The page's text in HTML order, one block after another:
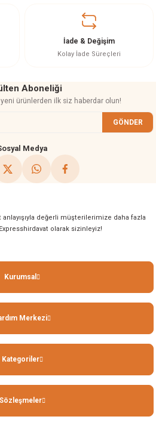
olmalı.
İade & Değişim
Kolay İade Süreçleri
Aboneliği
ürünlerden ilk siz haberdar olun!
GÖNDER
Medya
değerli müşterilerimize daha fazla
olarak sizinleyiz!
Kurumsal
Merkezi
Kategoriler
Sözleşmeler